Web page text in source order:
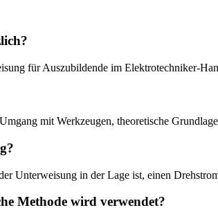
für Auszubildende im Elektrotechniker-
mit Werkzeugen, theoretische
Unterweisung in der Lage ist, einen
Methode wird verwendet?